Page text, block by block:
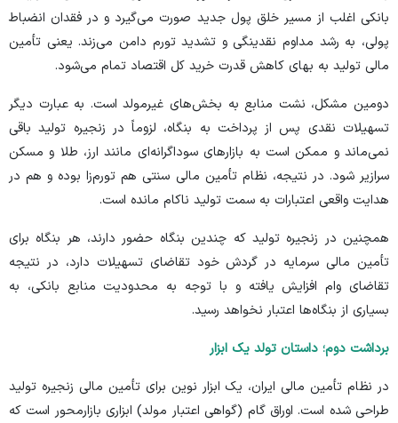
بانکی اغلب از مسیر خلق پول جدید صورت می‌گیرد و در فقدان انضباط
پولی، به رشد مداوم نقدینگی و تشدید تورم دامن می‌زند. یعنی تأمین
مالی تولید به بهای کاهش قدرت خرید کل اقتصاد تمام می‌شود.
دومین مشکل، نشت منابع به بخش‌های غیرمولد است. به عبارت دیگر
تسهیلات نقدی پس از پرداخت به بنگاه، لزوماً در زنجیره تولید باقی
نمی‌ماند و ممکن است به بازار‌های سوداگرانه‌ای مانند ارز، طلا و مسکن
سرازیر شود. در نتیجه، نظام تأمین مالی سنتی هم تورم‌زا بوده و هم در
هدایت واقعی اعتبارات به سمت تولید ناکام مانده است.
همچنین در زنجیره تولید که چندین بنگاه حضور دارند، هر بنگاه برای
تأمین مالی سرمایه در گردش خود تقاضای تسهیلات دارد، در نتیجه
تقاضای وام افزایش یافته و با توجه به محدودیت منابع بانکی، به
بسیاری از بنگاه‌ها اعتبار نخواهد رسید.
برداشت دوم؛ داستان تولد یک ابزار
در نظام تأمین مالی ایران، یک ابزار نوین برای تأمین مالی زنجیره تولید
طراحی شده است. اوراق گام (گواهی اعتبار مولد) ابزاری بازارمحور است که